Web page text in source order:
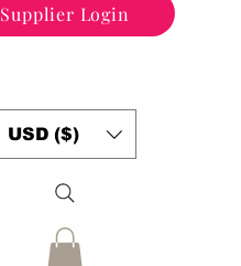
Supplier Login
USD ($)